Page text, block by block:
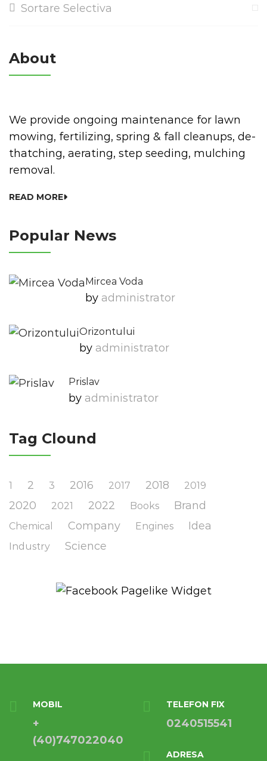
Sortare Selectiva
About
We provide ongoing maintenance for lawn
mowing, fertilizing, spring & fall cleanups, de-
thatching, aerating, step seeding, mulching
removal.
READ MORE
Popular News
Mircea Voda
by Administrator
Orizontului
by Administrator
Prislav
by Administrator
Tag Clound
1 2 3 2016 2017 2018 2019
2020 2021 2022 Books Brand
Chemical Company Engines Idea
Industry Science
MOBIL
+
(40)747022040
TELEFON FIX
0240515541
ADRESA